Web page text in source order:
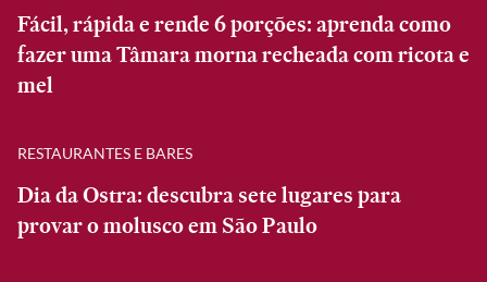
Fácil, rápida e rende 6 porções: aprenda como
fazer uma Tâmara morna recheada com ricota e
mel
RESTAURANTES E BARES
Dia da Ostra: descubra sete lugares para
provar o molusco em São Paulo